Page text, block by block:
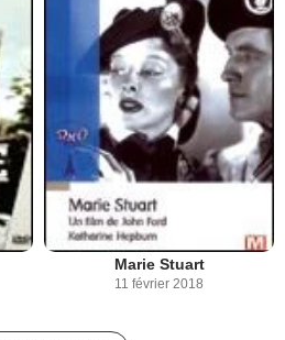
Marie Stuart
11 février 2018